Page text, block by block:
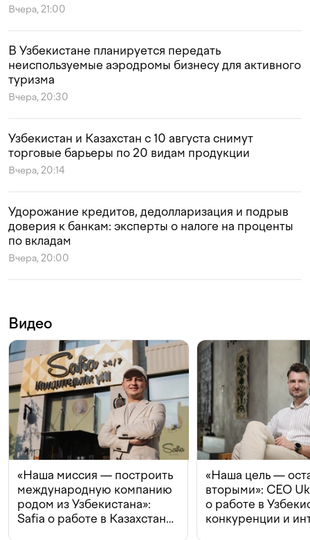
Вчера, 21:00
В Узбекистане планируется передать
неиспользуемые аэродромы бизнесу для активного
туризма
Вчера, 20:30
Узбекистан и Казахстан с 10 августа снимут
торговые барьеры по 20 видам продукции
Вчера, 20:14
Удорожание кредитов, дедолларизация и подрыв
доверия к банкам: эксперты о налоге на проценты
по вкладам
Вчера, 20:00
Видео
«Наша миссия — построить
международную компанию
родом из Узбекистана»:
Safia о работе в Казахстане,
«Наша цель —
вторыми»: CEO
о работе в
конкуренции и